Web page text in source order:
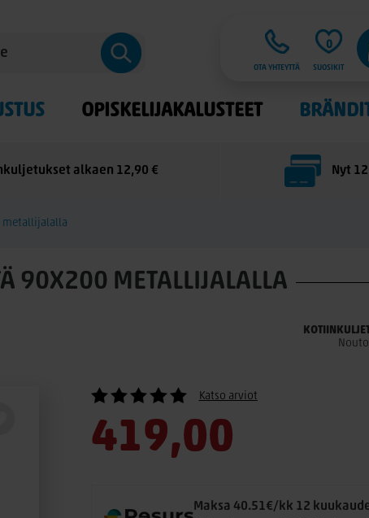
OTA YHTEYTTÄ
0
SUOSIKIT
OPISKELIJAKALUSTEET
alkaen 12,90 € Nyt
metallijalalla
90X200 METALLIJALALLA
Katso arviot
419,00
Maksa 40.51€/kk 12